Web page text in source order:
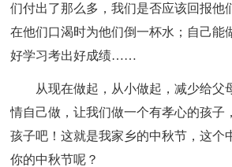
们付出了那么多，我们是否应该回报他
在他们口渴时为他们倒一杯水；自己能
好学习考出好成绩……
从现在做起，从小做起，减少给父
情自己做，让我们做一个有孝心的孩子
孩子吧！这就是我家乡的中秋节，这个
你的中秋节呢？